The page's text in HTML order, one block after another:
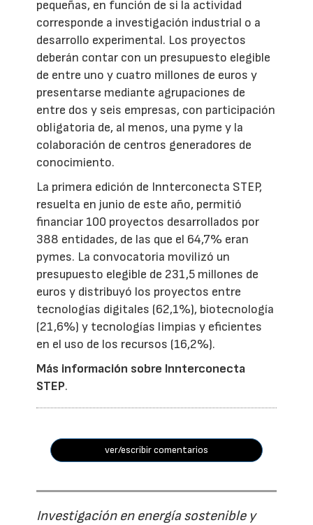
pequeñas, en función de si la actividad
corresponde a investigación industrial o a
desarrollo experimental. Los proyectos
deberán contar con un presupuesto elegible
de entre uno y cuatro millones de euros y
presentarse mediante agrupaciones de
entre dos y seis empresas, con participación
obligatoria de, al menos, una pyme y la
colaboración de centros generadores de
conocimiento.
La primera edición de Innterconecta STEP,
resuelta en junio de este año, permitió
financiar 100 proyectos desarrollados por
388 entidades, de las que el 64,7% eran
pymes. La convocatoria movilizó un
presupuesto elegible de 231,5 millones de
euros y distribuyó los proyectos entre
tecnologías digitales (62,1%), biotecnología
(21,6%) y tecnologías limpias y eficientes
en el uso de los recursos (16,2%).
Más información sobre Innterconecta
STEP.
ver/escribir comentarios
Investigación en energía sostenible y